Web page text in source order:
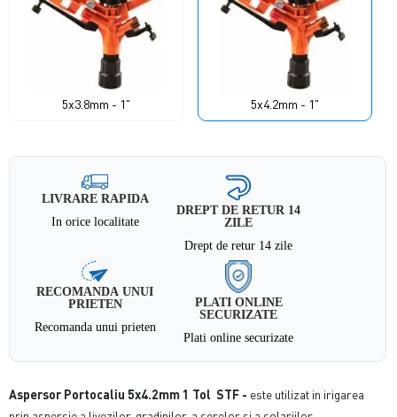
5x3.8mm - 1" 5x4.2mm - 1"
LIVRARE RAPIDA
In orice localitate
DREPT DE RETUR 14
ZILE
Drept de retur 14 zile
RECOMANDA UNUI
PRIETEN
Recomanda unui prieten
PLATI ONLINE
SECURIZATE
Plati online securizate
Aspersor Portocaliu 5x4.2mm 1 Tol STF - este utilizat in irigarea